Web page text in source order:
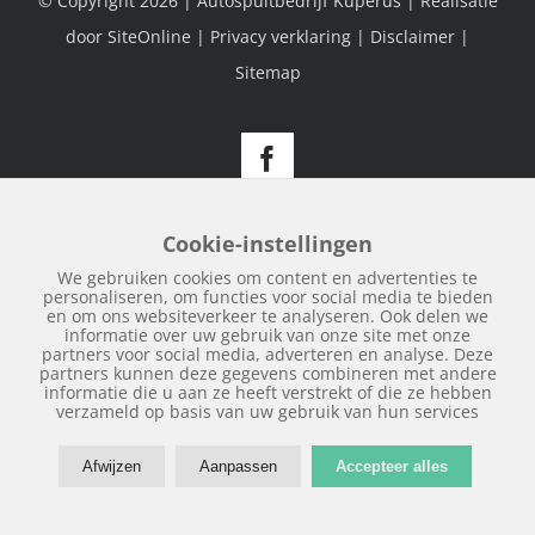
door SiteOnline | Privacy verklaring | Disclaimer |
Sitemap
Facebook
Cookie-instellingen
We gebruiken cookies om content en advertenties te
personaliseren, om functies voor social media te bieden
en om ons websiteverkeer te analyseren. Ook delen we
informatie over uw gebruik van onze site met onze
partners voor social media, adverteren en analyse. Deze
partners kunnen deze gegevens combineren met andere
informatie die u aan ze heeft verstrekt of die ze hebben
verzameld op basis van uw gebruik van hun services
Afwijzen Aanpassen Accepteer alles